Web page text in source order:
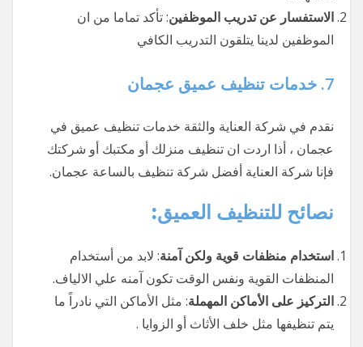
الاستفسار عن تدريب الموظفين: تأكد تماما من ان
الموظفين لدينا يتلقون التدريب الكافي
7. خدمات تنظيف عميق عجمان
نقدم في شركة العناية والثقة خدمات تنظيف عميق في
عجمان ، أذا اردت ان تنظيف منزلك أو مكتبك أو شركتك
فإنا شركة العناية أفضل شركة تنظيف بالساعة عجمان.
نصائح للتنظيف العميق:
استخدام منظفات قوية ولكن آمنة: لابد من أستخدام
المنظفات القوية ونفس الوقت تكون آمنه علي الالياف.
التركيز على الأماكن المهملة: مثل الأماكن التي نادراً ما
يتم تنظيفها مثل خلف الأثاث أو الزوايا .